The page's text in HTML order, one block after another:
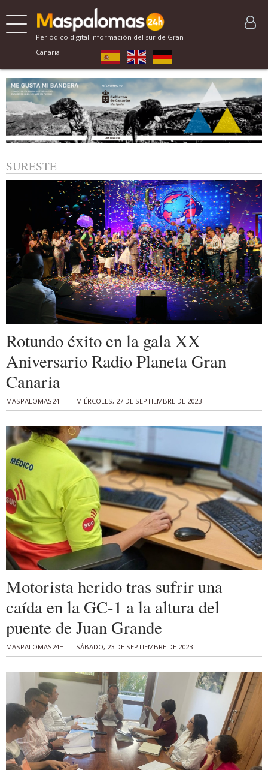
Periódico digital información del sur de Gran
Canaria
SURESTE
Rotundo éxito en la gala XX
Aniversario Radio Planeta Gran
Canaria
MASPALOMAS24H | MIÉRCOLES, 27 DE SEPTIEMBRE DE 2023
Motorista herido tras sufrir una
caída en la GC-1 a la altura del
puente de Juan Grande
MASPALOMAS24H | SÁBADO, 23 DE SEPTIEMBRE DE 2023